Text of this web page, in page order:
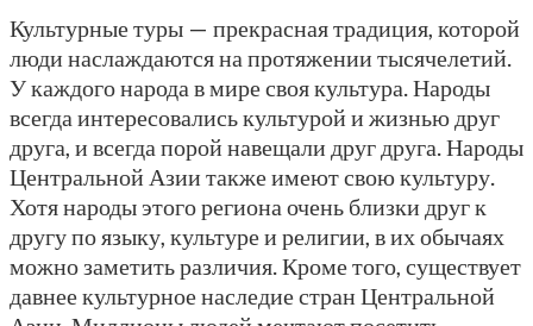
Культурные туры — прекрасная традиция, которой
люди наслаждаются на протяжении тысячелетий.
У каждого народа в мире своя культура. Народы
всегда интересовались культурой и жизнью друг
друга, и всегда порой навещали друг друга. Народы
Центральной Азии также имеют свою культуру.
Хотя народы этого региона очень близки друг к
другу по языку, культуре и религии, в их обычаях
можно заметить различия. Кроме того, существует
давнее культурное наследие стран Центральной